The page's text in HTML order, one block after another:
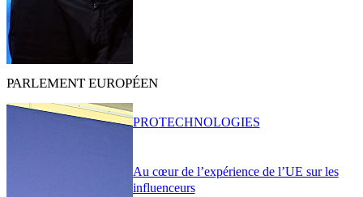
PARLEMENT EUROPÉEN
Au cœur de l’expérience de l’UE sur les
influenceurs
PROTECHNOLOGIES